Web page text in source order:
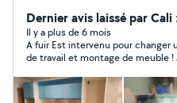
Dernier avis laissé par Cali
Il y a plus de 6 mois
A fuir Est intervenu pour changer un évier avec découpe plan
de travail et montage de meuble ! Je me retrouve avec un
compétente est venu vérifier et
était à changer ! Voilà quand les